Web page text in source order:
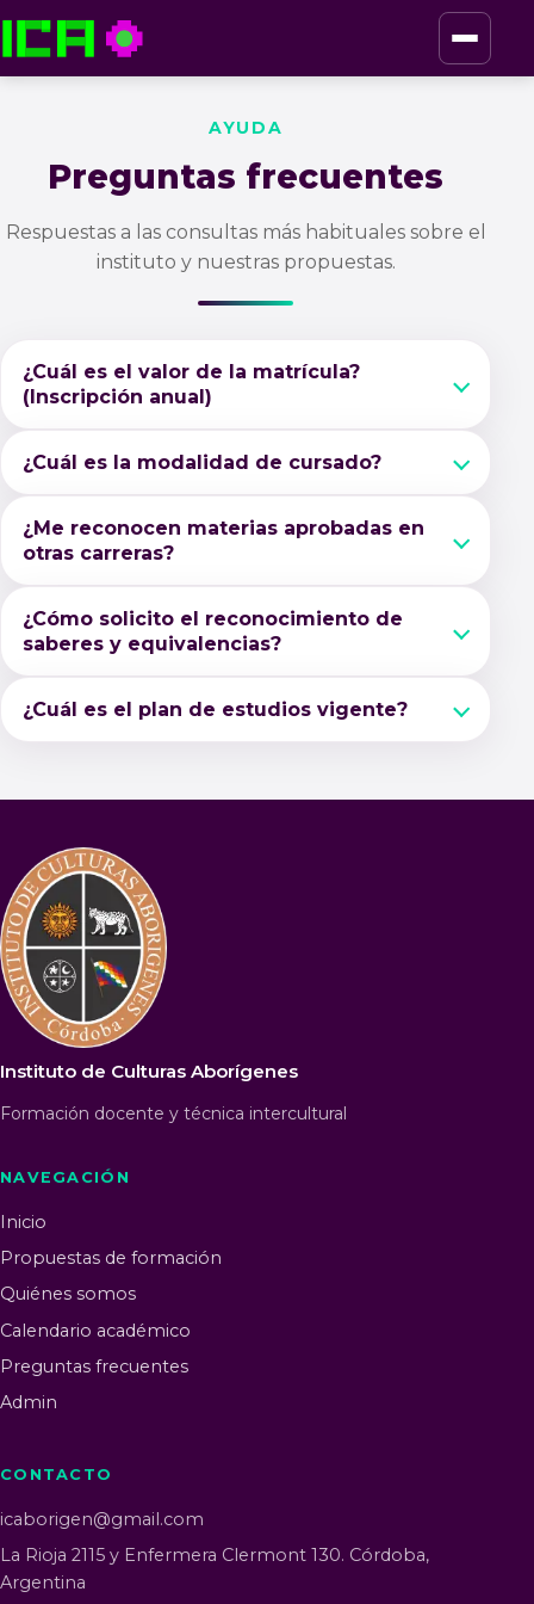
ICA — Instituto de Culturas Aborígenes
AYUDA
Preguntas frecuentes
Respuestas a las consultas más habituales sobre el
instituto y nuestras propuestas.
¿Cuál es el valor de la matrícula?
(Inscripción anual)
¿Cuál es la modalidad de cursado?
¿Me reconocen materias aprobadas en
otras carreras?
¿Cómo solicito el reconocimiento de
saberes y equivalencias?
¿Cuál es el plan de estudios vigente?
Instituto de Culturas Aborígenes
Formación docente y técnica intercultural
NAVEGACIÓN
Inicio
Propuestas de formación
Quiénes somos
Calendario académico
Preguntas frecuentes
Admin
CONTACTO
icaborigen@gmail.com
La Rioja 2115 y Enfermera Clermont 130. Córdoba,
Argentina